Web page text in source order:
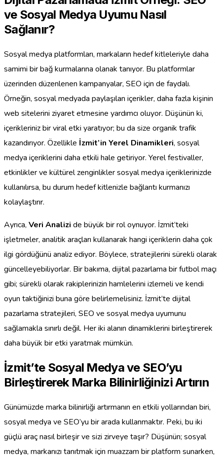
ve Sosyal Medya Uyumu Nasıl
Sağlanır?
Sosyal medya platformları, markaların hedef kitleleriyle daha
samimi bir bağ kurmalarına olanak tanıyor. Bu platformlar
üzerinden düzenlenen kampanyalar, SEO için de faydalı.
Örneğin, sosyal medyada paylaşılan içerikler, daha fazla kişinin
web sitelerini ziyaret etmesine yardımcı oluyor. Düşünün ki,
içerikleriniz bir viral etki yaratıyor; bu da size organik trafik
kazandırıyor. Özellikle İzmit’in Yerel Dinamikleri, sosyal
medya içeriklerini daha etkili hale getiriyor. Yerel festivaller,
etkinlikler ve kültürel zenginlikler sosyal medya içeriklerinizde
kullanılırsa, bu durum hedef kitlenizle bağlantı kurmanızı
kolaylaştırır.
Ayrıca, Veri Analizi de büyük bir rol oynuyor. İzmit’teki
işletmeler, analitik araçları kullanarak hangi içeriklerin daha çok
ilgi gördüğünü analiz ediyor. Böylece, stratejilerini sürekli olarak
güncelleyebiliyorlar. Bir bakıma, dijital pazarlama bir futbol maçı
gibi; sürekli olarak rakiplerinizin hamlelerini izlemeli ve kendi
oyun taktiğinizi buna göre belirlemelisiniz. İzmit’te dijital
pazarlama stratejileri, SEO ve sosyal medya uyumunu
sağlamakla sınırlı değil. Her iki alanın dinamiklerini birleştirerek
daha büyük bir etki yaratmak mümkün.
İzmit’te Sosyal Medya ve SEO’yu
Birleştirerek Marka Bilinirliğinizi Artırın
Günümüzde marka bilinirliği artırmanın en etkili yollarından biri,
sosyal medya ve SEO’yu bir arada kullanmaktır. Peki, bu iki
güçlü araç nasıl birleşir ve sizi zirveye taşır? Düşünün; sosyal
medya, markanızı tanıtmak için muazzam bir platform sunarken,